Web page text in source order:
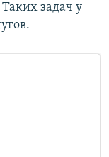
задач у